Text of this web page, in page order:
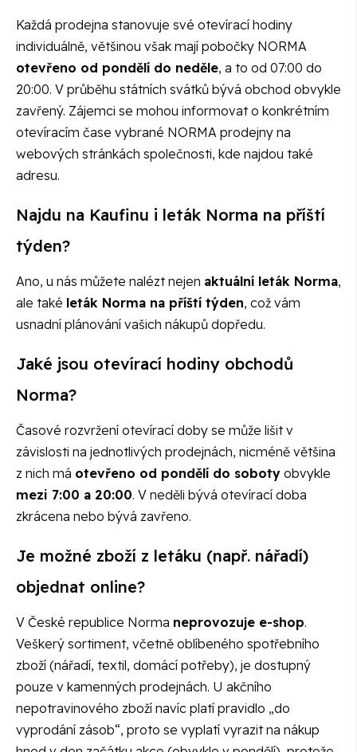
Každá prodejna stanovuje své otevírací hodiny
individuálně, většinou však mají pobočky NORMA
otevřeno od pondělí do neděle, a to od 07:00 do
20:00. V průběhu státních svátků bývá obchod obvykle
zavřený. Zájemci se mohou informovat o konkrétním
otevíracím čase vybrané NORMA prodejny na
webových stránkách společnosti, kde najdou také
adresu.
Najdu na Kaufinu i leták Norma na příští
týden?
Ano, u nás můžete nalézt nejen aktuální leták Norma,
ale také leták Norma na příští týden, což vám
usnadní plánování vašich nákupů dopředu.
Jaké jsou otevírací hodiny obchodů
Norma?
Časové rozvržení otevírací doby se může lišit v
závislosti na jednotlivých prodejnách, nicméně většina
z nich má otevřeno od pondělí do soboty obvykle
mezi 7:00 a 20:00. V neděli bývá otevírací doba
zkrácena nebo bývá zavřeno.
Je možné zboží z letáku (např. nářadí)
objednat online?
V České republice Norma neprovozuje e-shop.
Veškerý sortiment, včetně oblíbeného spotřebního
zboží (nářadí, textil, domácí potřeby), je dostupný
pouze v kamenných prodejnách. U akčního
nepotravinového zboží navíc platí pravidlo „do
vyprodání zásob“, proto se vyplatí vyrazit na nákup